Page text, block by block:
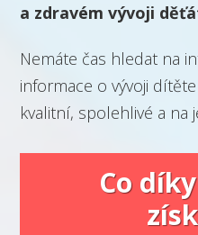
a zdravém vývoji
Nemáte čas hledat na
informace o vývoji
kvalitní, spolehlivé a na
Co